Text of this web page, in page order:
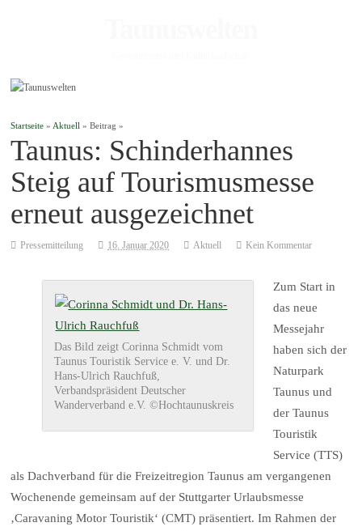
Startseite » Aktuell » Beitrag »
Taunus: Schinderhannes
Steig auf Tourismusmesse
erneut ausgezeichnet
Pressemitteilung 16. Januar 2020 Aktuell Kein Kommentar
Das Bild zeigt Corinna Schmidt vom
Taunus Touristik Service e. V. und Dr.
Hans-Ulrich Rauchfuß,
Verbandspräsident Deutscher
Wanderverband e.V. ©Hochtaunuskreis
Zum Start in
das neue
Messejahr
haben sich der
Naturpark
Taunus und
der Taunus
Touristik
Service (TTS)
als Dachverband für die Freizeitregion Taunus am vergangenen
Wochenende gemeinsam auf der Stuttgarter Urlaubsmesse
‚Caravaning Motor Touristik‘ (CMT) präsentiert. Im Rahmen der